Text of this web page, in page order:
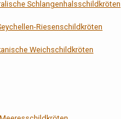
Schlangenhalsschildkröten
Riesenschildkröten
Weichschildkröten